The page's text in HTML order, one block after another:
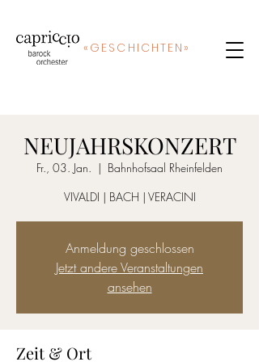
« GESCHICHTEN»
NEUJAHRSKONZERT
Fr., 03. Jan.
  |
Bahnhofsaal Rheinfelden
VIVALDI | BACH | VERACINI
Anmeldung geschlossen
Jetzt andere Veranstaltungen
ansehen
Zeit & Ort